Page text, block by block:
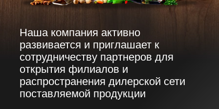
Наша компания активно
развивается и приглашает к
сотрудничеству партнеров для
открытия филиалов и
распространения дилерской сети
поставляемой продукции